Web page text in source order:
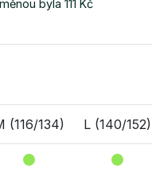
byla 111 Kč
(116/134) L (140/152)